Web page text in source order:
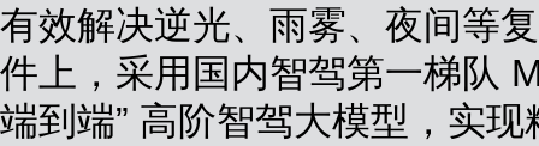
有效解决逆光、雨雾、夜间等
件上，采用国内智驾第一梯队
端到端” 高阶智驾大模型，实现